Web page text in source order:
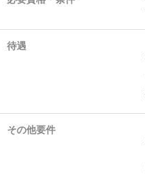
待遇
その他要件